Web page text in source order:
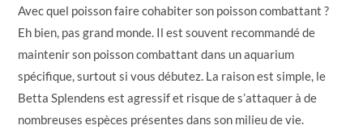
Avec quel poisson faire cohabiter son poisson combattant ?
Eh bien, pas grand monde. Il est souvent recommandé de
maintenir son poisson combattant dans un aquarium
spécifique, surtout si vous débutez. La raison est simple, le
Betta Splendens est agressif et risque de s’attaquer à de
nombreuses espèces présentes dans son milieu de vie.